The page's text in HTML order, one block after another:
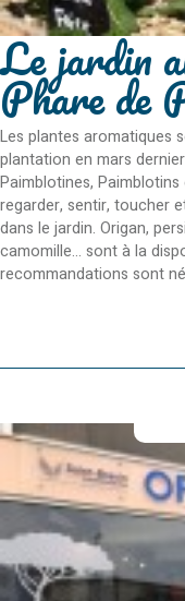
Le jardin
Phare de
Les plantes aromatiques
plantation en mars
Paimblotines,
regarder, sentir, toucher
dans le jardin. Origan,
camomille... sont à la
recommandations sont